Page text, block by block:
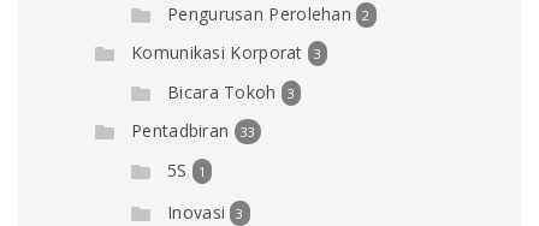
Pengurusan Perolehan 2
Komunikasi Korporat 3
Bicara Tokoh 3
Pentadbiran 33
5S 1
Inovasi 3